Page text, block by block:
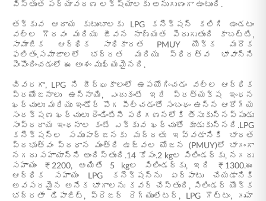
విస్తృత పర్యావరణ లక్ష్యాలకు అనుగుణంగా ఉంటుంది.
తక్కువ ఆదాయ కుటుంబాలకు LPG కనెక్షన్ కలిగి ఉండటం
వల్ల గౌరవం మరియు జీవన నాణ్యత పెరుగుతుంది కాబట్టి,
సామాజిక ఆర్థిక సాధికారత PMUY యొక్క మరొక
ఫలితం.సమాజాలలో భద్రత మరియు స్థిరత్వ భావాన్ని
పెంపొందించడంలో ఈ అంశం ముఖ్యమైనది.
చివరగా, LPG ని దీర్ఘకాలంలో ఉపయోగించడం వల్ల ఆర్థిక
ప్రయోజనాలు ఉన్నాయి, ఎందుకంటే ఇది ప్రత్యక్ష ఇంధన
ఖర్చులు మరియు ఇండోర్ పొగ పీల్చడంతో సంబంధం ఉన్న ఆరోగ్య
సంరక్షణ ఖర్చులు రెండింటినీ పరిగణనలోకి తీసుకున్నప్పుడు
సాంప్రదాయ ఇంధనాల కంటే ఎక్కువ ఖర్చుతో కూడుకున్నది.LPG
కనెక్షన్ల సముపార్జనకు మద్దతు ఇవ్వడానికి భారత
ప్రభుత్వం ప్రధాన మంత్రి ఉజ్వల యోజన (PMUY)లో భాగంగా
నగదు సహాయాన్ని అందిస్తుంది.14 కోసం.2 kgల సిలిండర్‌కు, నగదు
సహాయం ₹2200, అయితే 5 kgల సిలిండర్‌కు, ఇది ₹1300.ఈ
ఆర్థిక సహాయం LPG కనెక్షన్‌ను ఏర్పాటు చేయడానికి
అవసరమైన అనేక భాగాలను కవర్ చేస్తుంది, సిలిండర్ యొక్క
భద్రతా డిపాజిట్, ప్రెజర్ రెగ్యులేటర్, LPG గొట్టం, గృహ